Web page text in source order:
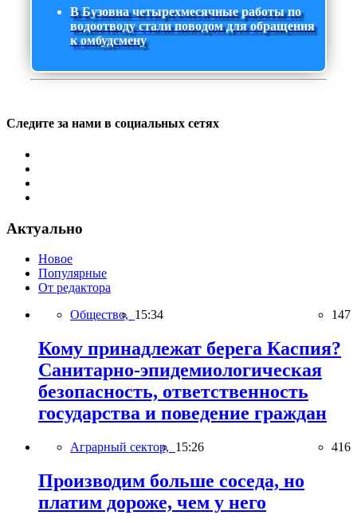
В Бузовна четырехмесячные работы по
водоотводу стали поводом для обращения
к омбудсмену
Следите за нами в социальных сетях
Актуально
Новое
Популярные
От редактора
Общество, 15:34 147
Кому принадлежат берега Каспия?
Санитарно-эпидемиологическая
безопасность, ответственность
государства и поведение граждан
Аграрный сектор, 15:26 416
Производим больше соседа, но
платим дороже, чем у него